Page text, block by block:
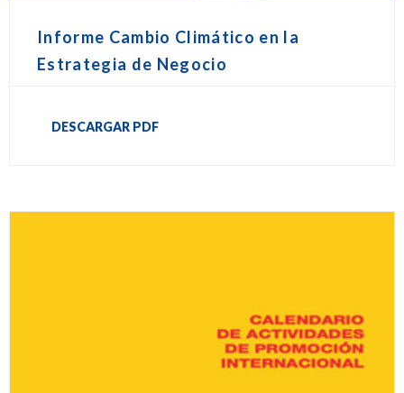
Informe Cambio Climático en la
Estrategia de Negocio
DESCARGAR PDF